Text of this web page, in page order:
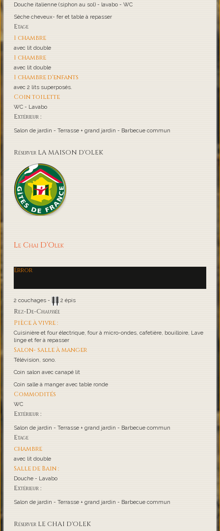
Douche italienne (siphon au sol) - lavabo - WC
Sèche cheveux- fer et table à repasser
Etage
1 chambre
avec lit double
1 chambre
avec lit double
1 chambre d'enfants
avec 2 lits superposés.
Coin toilette
WC - Lavabo
Extérieur :
Salon de jardin - Terrasse + grand jardin - Barbecue commun
Réserver LA MAISON D'OLEK
Le Chai D'Olek
Error
2 couchages - 2 épis
Rez-De-Chaussée
Pièce à vivre :
Cuisinière et four électrique, four à micro-ondes, cafetière, bouilloire, Lave
linge et fer à repasser
Salon- salle à manger
Télévision, sono.
Coin salon avec canapé lit
Coin salle à manger avec table ronde
Commodités
WC
Extérieur :
Salon de jardin - Terrasse + grand jardin - Barbecue commun
Etage
chambre
avec lit double
Salle de Bain :
Douche - Lavabo
Extérieur :
Salon de jardin - Terrasse + grand jardin - Barbecue commun
Réserver LE CHAI D'OLEK